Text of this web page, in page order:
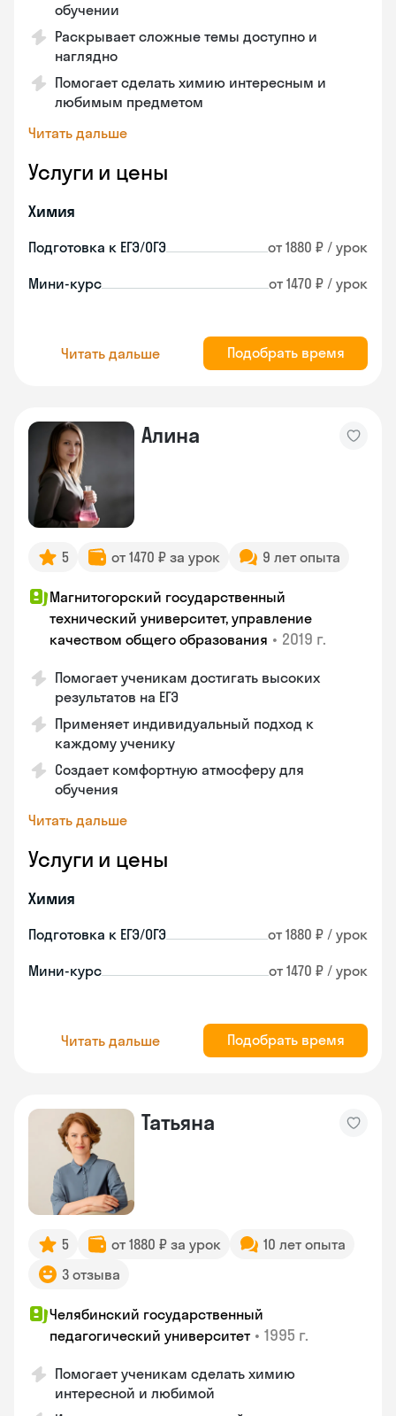
обучении
Раскрывает сложные темы доступно и
наглядно
Помогает сделать химию интересным и
любимым предметом
Читать дальше
Услуги и цены
Химия
Подготовка к ЕГЭ/ОГЭ от 1880 ₽ / урок
Мини-курс от 1470 ₽ / урок
Читать дальше Подобрать время
Алина
5 от 1470 ₽ за урок 9 лет опыта
Магнитогорский государственный
технический университет, управление
качеством общего образования • 2019 г.
Помогает ученикам достигать высоких
результатов на ЕГЭ
Применяет индивидуальный подход к
каждому ученику
Создает комфортную атмосферу для
обучения
Читать дальше
Услуги и цены
Химия
Подготовка к ЕГЭ/ОГЭ от 1880 ₽ / урок
Мини-курс от 1470 ₽ / урок
Читать дальше Подобрать время
Татьяна
5 от 1880 ₽ за урок
10 лет опыта
3 отзыва
Челябинский государственный
педагогический университет • 1995 г.
Помогает ученикам сделать химию
интересной и любимой